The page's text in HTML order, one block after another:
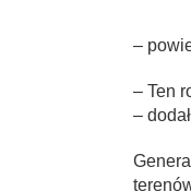
–
– Ten
–